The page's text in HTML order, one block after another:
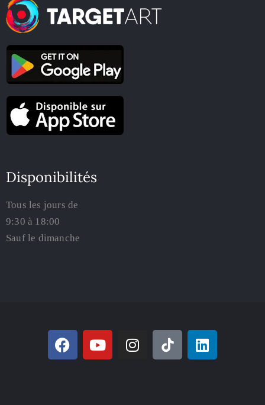
Disponibilités
Tous les jours de
9:30 à 18:00
Sauf le dimanche